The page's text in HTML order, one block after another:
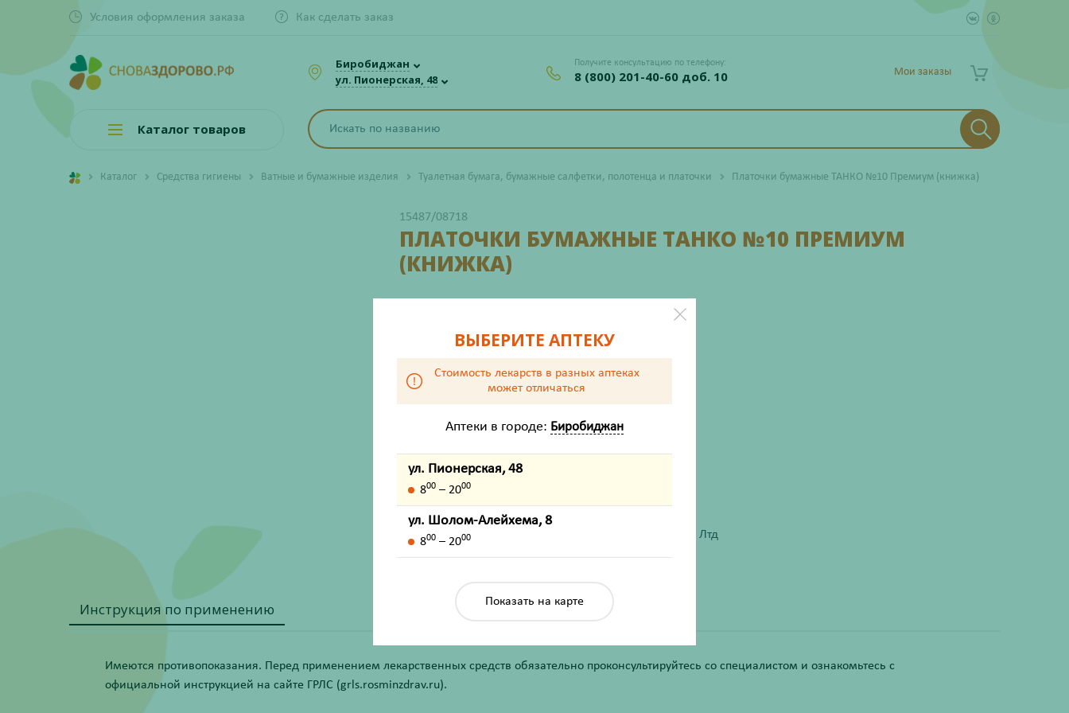
Условия оформления заказа Как сделать заказ
Биробиджан
ул. Пионерская, 48
Получите консультацию по телефону:
8 (800) 201-40-60 доб. 10 Мои заказы
Каталог товаров
Каталог Средства гигиены Ватные и бумажные изделия Туалетная бумага, бумажные салфетки, полотенца и платочки Платочки бумажные ТАНКО №10 Премиум (книжка)
15487/08718
ПЛАТОЧКИ БУМАЖНЫЕ ТАНКО №10 ПРЕМИУМ
(КНИЖКА)
Нет в наличии
ХАРАКТЕРИСТИКИ
Производитель
Яфенг Пэпер Индастри., Лтд
Жизненно важный
Нет
Инструкция по применению
Имеются противопоказания. Перед применением лекарственных средств обязательно проконсультируйтесь со специалистом и ознакомьтесь с
официальной инструкцией на сайте ГРЛС (grls.rosminzdrav.ru).
ВЫБЕРИТЕ АПТЕКУ
Стоимость лекарств в разных аптеках
может отличаться
Аптеки в городе: Биробиджан
ул. Пионерская, 48
800 – 2000
ул. Шолом-Алейхема, 8
800 – 2000
Показать на карте